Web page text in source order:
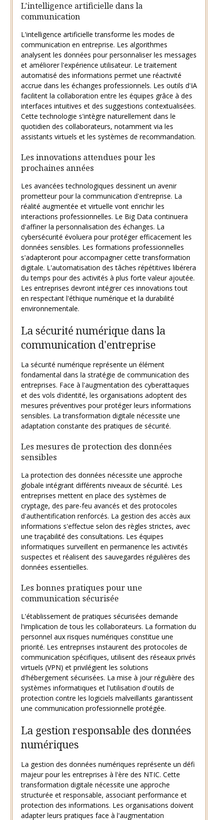
L'intelligence artificielle dans la
communication
L'intelligence artificielle transforme les modes de
communication en entreprise. Les algorithmes
analysent les données pour personnaliser les messages
et améliorer l'expérience utilisateur. Le traitement
automatisé des informations permet une réactivité
accrue dans les échanges professionnels. Les outils d'IA
facilitent la collaboration entre les équipes grâce à des
interfaces intuitives et des suggestions contextualisées.
Cette technologie s'intègre naturellement dans le
quotidien des collaborateurs, notamment via les
assistants virtuels et les systèmes de recommandation.
Les innovations attendues pour les
prochaines années
Les avancées technologiques dessinent un avenir
prometteur pour la communication d'entreprise. La
réalité augmentée et virtuelle vont enrichir les
interactions professionnelles. Le Big Data continuera
d'affiner la personnalisation des échanges. La
cybersécurité évoluera pour protéger efficacement les
données sensibles. Les formations professionnelles
s'adapteront pour accompagner cette transformation
digitale. L'automatisation des tâches répétitives libérera
du temps pour des activités à plus forte valeur ajoutée.
Les entreprises devront intégrer ces innovations tout
en respectant l'éthique numérique et la durabilité
environnementale.
La sécurité numérique dans la
communication d'entreprise
La sécurité numérique représente un élément
fondamental dans la stratégie de communication des
entreprises. Face à l'augmentation des cyberattaques
et des vols d'identité, les organisations adoptent des
mesures préventives pour protéger leurs informations
sensibles. La transformation digitale nécessite une
adaptation constante des pratiques de sécurité.
Les mesures de protection des données
sensibles
La protection des données nécessite une approche
globale intégrant différents niveaux de sécurité. Les
entreprises mettent en place des systèmes de
cryptage, des pare-feu avancés et des protocoles
d'authentification renforcés. La gestion des accès aux
informations s'effectue selon des règles strictes, avec
une traçabilité des consultations. Les équipes
informatiques surveillent en permanence les activités
suspectes et réalisent des sauvegardes régulières des
données essentielles.
Les bonnes pratiques pour une
communication sécurisée
L'établissement de pratiques sécurisées demande
l'implication de tous les collaborateurs. La formation du
personnel aux risques numériques constitue une
priorité. Les entreprises instaurent des protocoles de
communication spécifiques, utilisent des réseaux privés
virtuels (VPN) et privilégient les solutions
d'hébergement sécurisées. La mise à jour régulière des
systèmes informatiques et l'utilisation d'outils de
protection contre les logiciels malveillants garantissent
une communication professionnelle protégée.
La gestion responsable des données
numériques
La gestion des données numériques représente un défi
majeur pour les entreprises à l'ère des NTIC. Cette
transformation digitale nécessite une approche
structurée et responsable, associant performance et
protection des informations. Les organisations doivent
adapter leurs pratiques face à l'augmentation